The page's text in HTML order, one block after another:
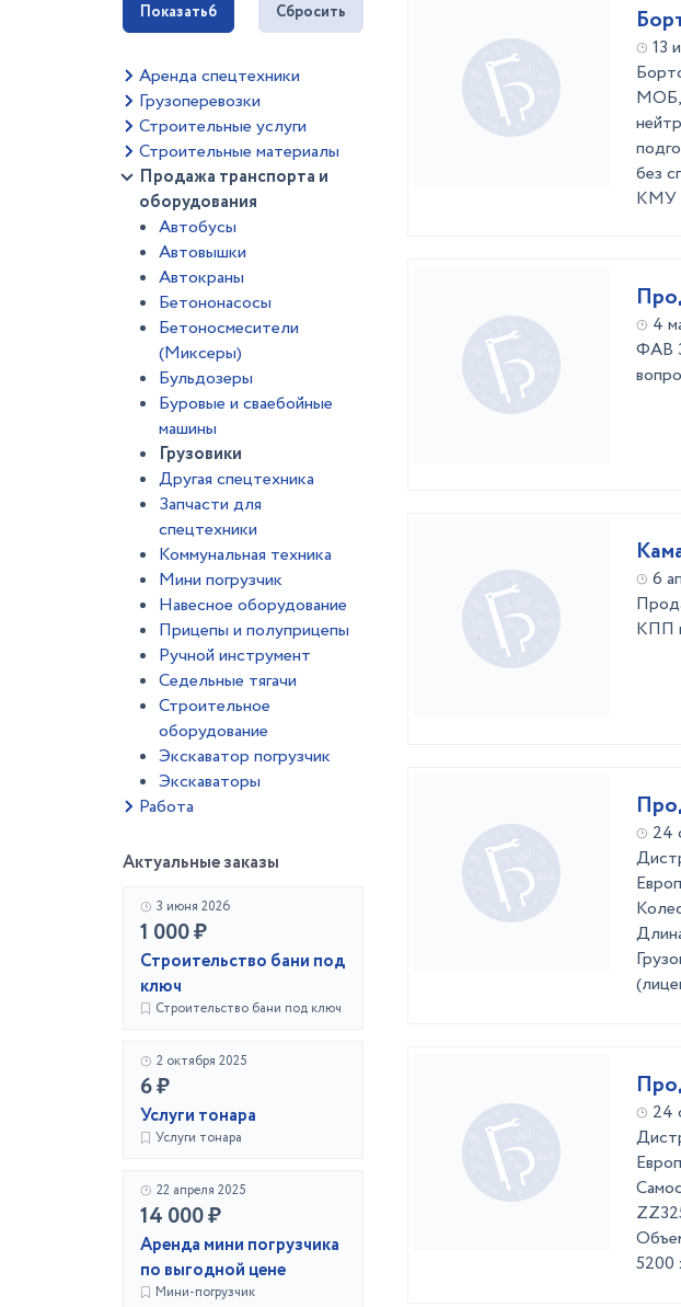
Показать6 Сбросить
Аренда спецтехники
Грузоперевозки
Строительные услуги
Строительные материалы
Продажа транспорта и
оборудования
Автобусы
Автовышки
Автокраны
Бетононасосы
Бетоносмесители
(Миксеры)
Бульдозеры
Буровые и сваебойные
машины
Грузовики
Другая спецтехника
Запчасти для
спецтехники
Коммунальная техника
Мини погрузчик
Навесное оборудование
Прицепы и полуприцепы
Ручной инструмент
Седельные тягачи
Строительное
оборудование
Экскаватор погрузчик
Экскаваторы
Работа
Актуальные заказы
3 июня 2026
1 000 ₽
Строительство бани под
ключ
Строительство бани под ключ
2 октября 2025
6 ₽
Услуги тонара
Услуги тонара
22 апреля 2025
14 000 ₽
Аренда мини погрузчика
по выгодной цене
Мини-погрузчик
13
МОБ,
без
КМУ
4
ФАВ
6
КПП
24
24
5200